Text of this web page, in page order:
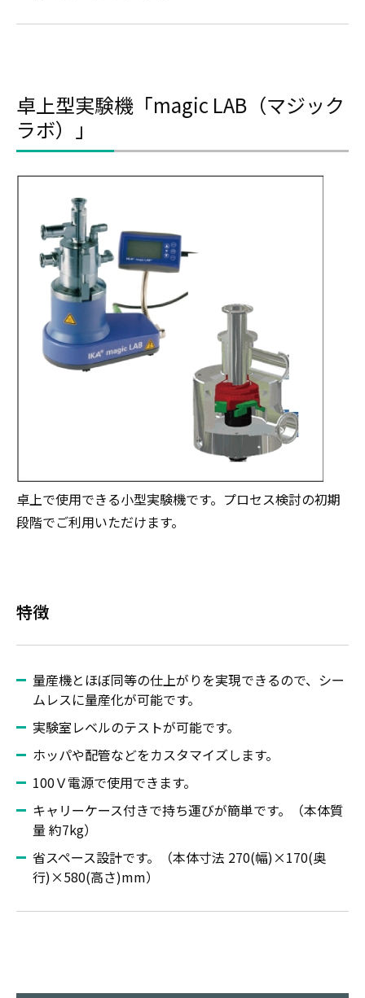
卓上型実験機「magic LAB（マジック
ラボ）」
卓上で使用できる小型実験機です。プロセス検討の初期
段階でご利用いただけます。
特徴
量産機とほぼ同等の仕上がりを実現できるので、シー
ムレスに量産化が可能です。
実験室レベルのテストが可能です。
ホッパや配管などをカスタマイズします。
100Ｖ電源で使用できます。
キャリーケース付きで持ち運びが簡単です。（本体質
量 約7kg）
省スペース設計です。（本体寸法 270(幅)×170(奥
行)×580(高さ)mm）